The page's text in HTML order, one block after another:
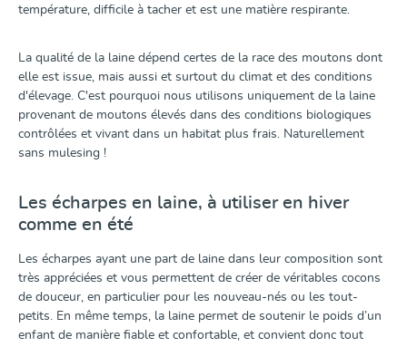
température, difficile à tacher et est une matière respirante.
La qualité de la laine dépend certes de la race des moutons dont
elle est issue, mais aussi et surtout du climat et des conditions
d'élevage. C'est pourquoi nous utilisons uniquement de la laine
provenant de moutons élevés dans des conditions biologiques
contrôlées et vivant dans un habitat plus frais. Naturellement
sans mulesing !
Les écharpes en laine, à utiliser en hiver
comme en été
Les écharpes ayant une part de laine dans leur composition sont
très appréciées et vous permettent de créer de véritables cocons
de douceur, en particulier pour les nouveau-nés ou les tout-
petits. En même temps, la laine permet de soutenir le poids d’un
enfant de manière fiable et confortable, et convient donc tout